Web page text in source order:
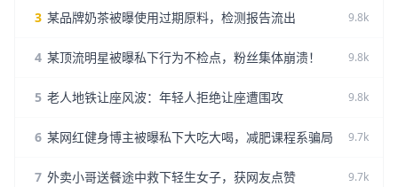
3 某品牌奶茶被曝使用过期原料，检测报告流出 9.8k
4 某顶流明星被曝私下行为不检点，粉丝集体崩溃！ 9.8k
5 老人地铁让座风波：年轻人拒绝让座遭围攻 9.8k
6 某网红健身博主被曝私下大吃大喝，减肥课程系骗局 9.7k
7 外卖小哥送餐途中救下轻生女子，获网友点赞 9.7k